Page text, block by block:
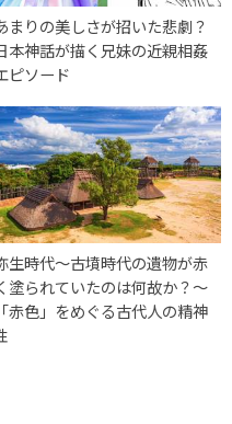
まりの美しさが招いた悲劇？
本神話が描く兄妹の近親相姦
ピソード
生時代〜古墳時代の遺物が赤
塗られていたのは何故か？〜
「赤色」をめぐる古代人の精神